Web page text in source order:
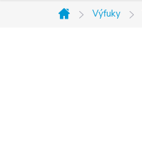
Domů
Výfuky